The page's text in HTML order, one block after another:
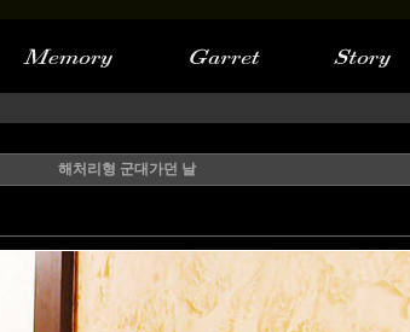
해처리형 군대가던 날